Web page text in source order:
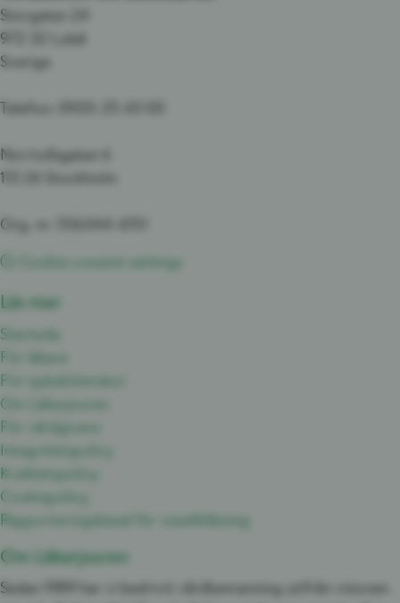
Storgatan 24
972 32 Luleå
Sverige
Telefon: 0920-25 43 00
Norrtullsgatan 6
113 26 Stockholm
Org. nr: 556344-6151
Cookie consent settings
Läs mer
Startsida
För läkare
För sjuksköterskor
Om Läkarjouren
För vårdgivare
Integritetspolicy
Kvalitetspolicy
Cookiepolicy
Rapporteringskanal för visselblåsning
Om Läkarjouren
Sedan 1989 har vi bedrivit vårdbemanning utifrån visionen